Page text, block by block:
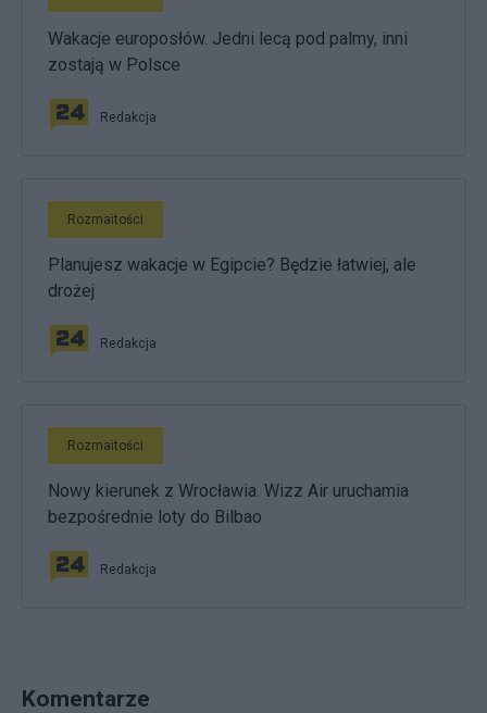
Wakacje europosłów. Jedni lecą pod palmy, inni
zostają w Polsce
Redakcja
Rozmaitości
Planujesz wakacje w Egipcie? Będzie łatwiej, ale
drożej
Redakcja
Rozmaitości
Nowy kierunek z Wrocławia. Wizz Air uruchamia
bezpośrednie loty do Bilbao
Redakcja
Komentarze